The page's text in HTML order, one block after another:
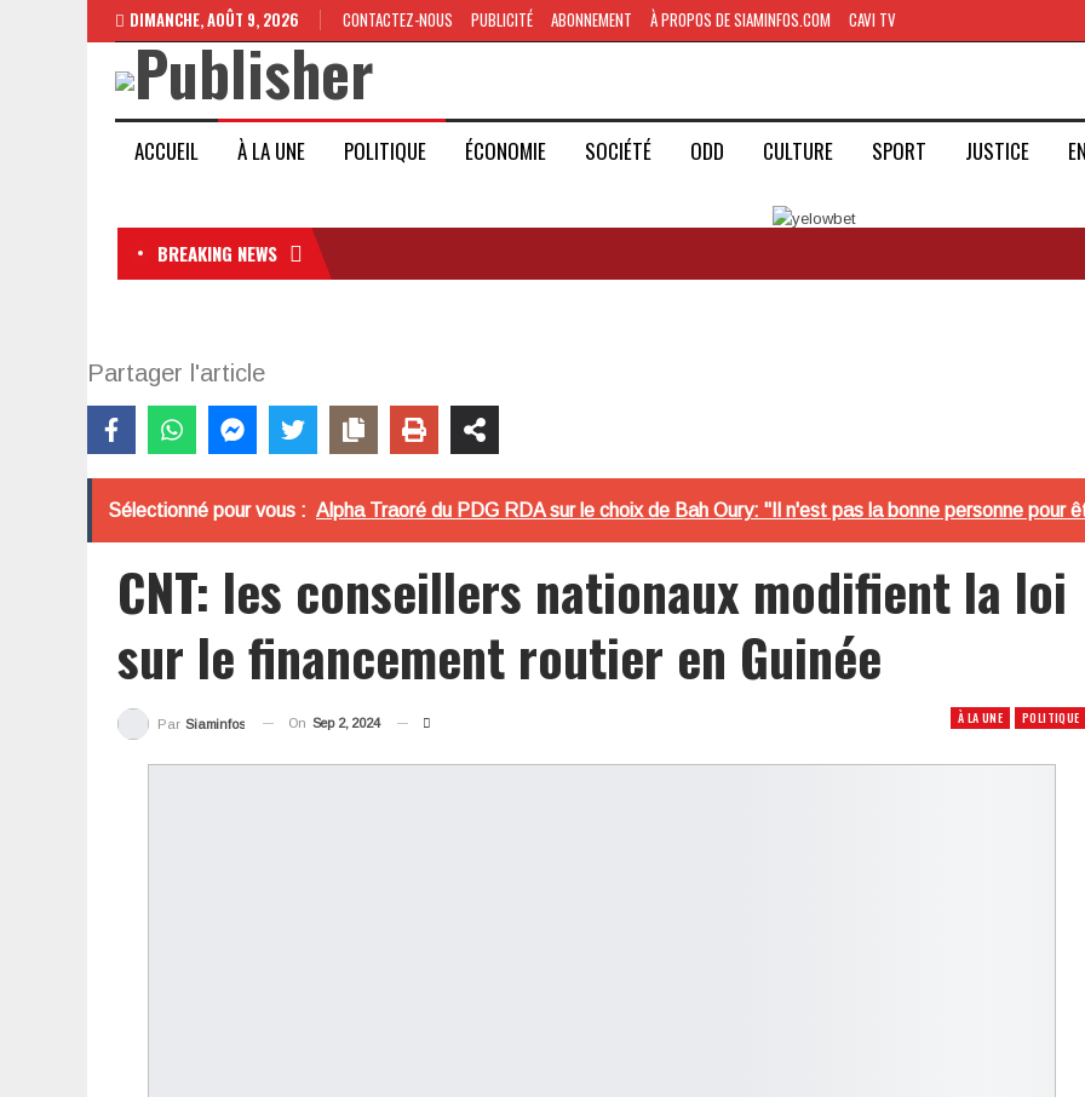
DIMANCHE, AOÛT 9, 2026 CONTACTEZ-NOUS PUBLICITÉ ABONNEMENT À PROPOS DE SIAMINFOS.COM CAVI TV
ACCUEIL À LA UNE POLITIQUE ÉCONOMIE SOCIÉTÉ ODD CULTURE SPORT JUSTICE
BREAKING NEWS
Partager l'article
Sélectionné pour vous : Alpha Traoré du PDG RDA sur le choix de Bah Oury: "Il n'est pas la bonne personne pour
CNT: les conseillers nationaux modifient la loi
sur le financement routier en Guinée
À LA UNE POLITIQUE
Par Siaminfos On Sep 2, 2024